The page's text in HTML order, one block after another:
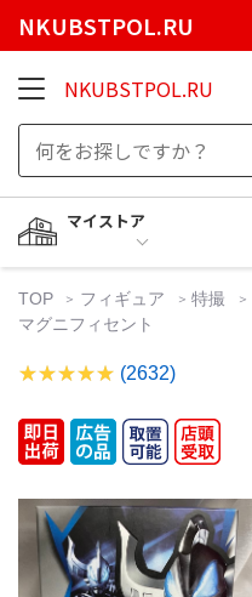
NKUBSTPOL.RU
NKUBSTPOL.RU
マイストア
TOP フィギュア 特撮
マグニフィセント
(2632)